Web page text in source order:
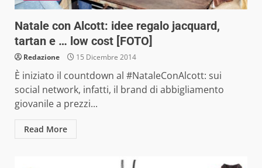
Natale con Alcott: idee regalo jacquard,
tartan e … low cost [FOTO]
Redazione 15 Dicembre 2014
È iniziato il countdown al #NataleConAlcott: sui
social network, infatti, il brand di abbigliamento
giovanile a prezzi...
Read More